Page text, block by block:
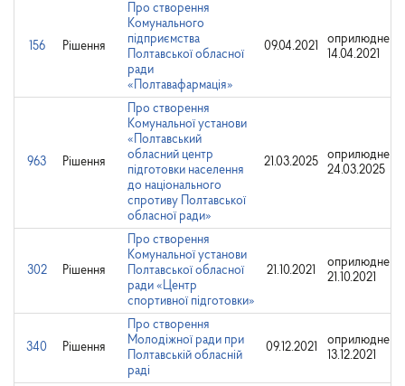
156 Рішення
Про створення
Комунального
підприємства
Полтавської обласної
ради
«Полтавафармація»
09.04.2021
оприлюднено
14.04.2021
963 Рішення
Про створення
Комунальної установи
«Полтавський
обласний центр
підготовки населення
до національного
спротиву Полтавської
обласної ради»
21.03.2025
оприлюднено:
24.03.2025
302 Рішення
Про створення
Комунальної установи
Полтавської обласної
ради «Центр
спортивної підготовки»
21.10.2021
оприлюднено:
21.10.2021
340 Рішення
Про створення
Молодіжної ради при
Полтавській обласній
раді
09.12.2021
оприлюднено:
13.12.2021